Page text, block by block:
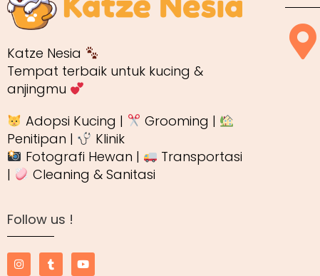
Katze Nesia
Tempat terbaik untuk kucing &
anjingmu
Adopsi Kucing |
Grooming |
Penitipan |
Klinik
Fotografi Hewan |
Transportasi
|
Cleaning & Sanitasi
Follow us !